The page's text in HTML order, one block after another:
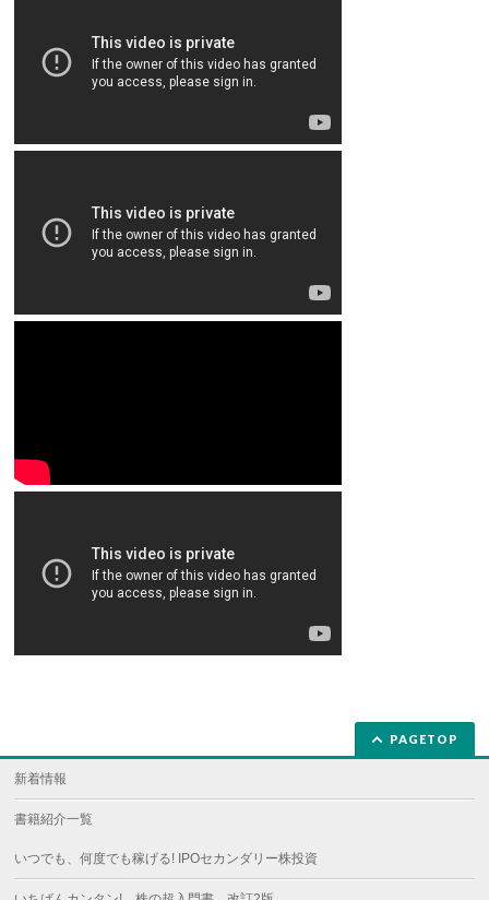
PAGETOP
新着情報
書籍紹介一覧
いつでも、何度でも稼げる! IPOセカンダリー株投資